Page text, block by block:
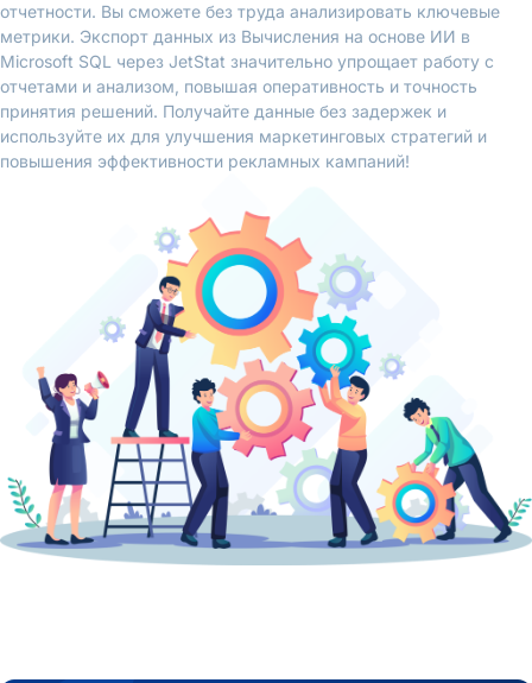
отчетности. Вы сможете без труда анализировать ключевые
метрики. Экспорт данных из Вычисления на основе ИИ в
Microsoft SQL через JetStat значительно упрощает работу с
отчетами и анализом, повышая оперативность и точность
принятия решений. Получайте данные без задержек и
используйте их для улучшения маркетинговых стратегий и
повышения эффективности рекламных кампаний!